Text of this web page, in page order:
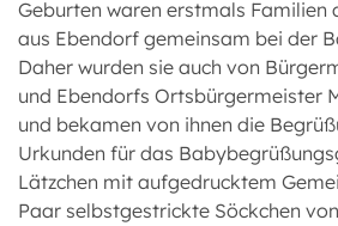
Geburten waren erstmals Familien
aus Ebendorf gemeinsam bei der
Daher wurden sie auch von
und Ebendorfs Ortsbürgermeister
und bekamen von ihnen die
Urkunden für das
Lätzchen mit aufgedrucktem
Paar selbstgestrickte Söckchen